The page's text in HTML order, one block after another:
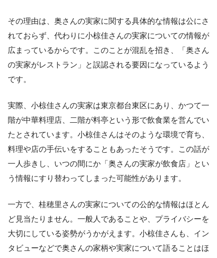
その理由は、奥さんの実家に関する具体的な情報は公にさ
れておらず、代わりに小椋佳さんの実家についての情報が
広まっているからです。このことが混乱を招き、「奥さん
の実家がレストラン」と誤認される要因になっているよう
です。
実際、小椋佳さんの実家は東京都台東区にあり、かつて一
階が中華料理店、二階が料亭という形で飲食業を営んでい
たとされています。小椋佳さんはそのような環境で育ち、
料理や店の手伝いをすることもあったそうです。この話が
一人歩きし、いつの間にか「奥さんの実家が飲食店」とい
う情報にすり替わってしまった可能性があります。
一方で、桂穂里さんの実家についての公的な情報はほとん
ど見当たりません。一般人であることや、プライバシーを
大切にしている姿勢がうかがえます。小椋佳さんも、イン
タビューなどで奥さんの家柄や実家について語ることはほ